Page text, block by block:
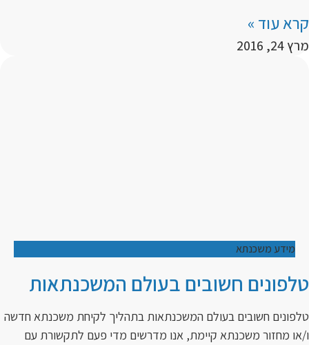
קרא עוד »
מרץ 24, 2016
מידע משכנתא
טלפונים חשובים בעולם המשכנתאות
טלפונים חשובים בעולם המשכנתאות בתהליך לקיחת משכנתא חדשה
ו/או מחזור משכנתא קיימת, אנו מדרשים מדי פעם לתקשורת עם